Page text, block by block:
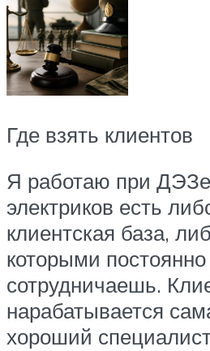
Где взять клиентов
Я работаю при
электриков есть
клиентская база,
которыми постоянно
сотрудничаешь.
нарабатывается
хороший